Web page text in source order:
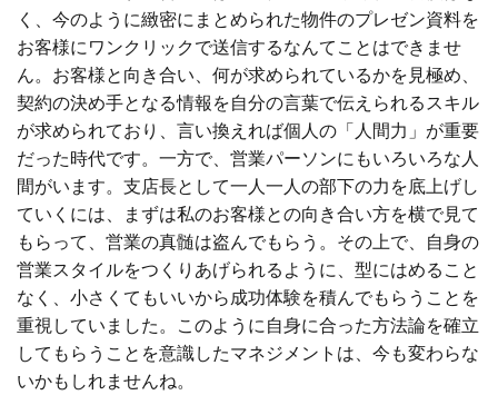
く、今のように緻密にまとめられた物件のプレゼン資料を
お客様にワンクリックで送信するなんてことはできませ
ん。お客様と向き合い、何が求められているかを見極め、
契約の決め手となる情報を自分の言葉で伝えられるスキル
が求められており、言い換えれば個人の「人間力」が重要
だった時代です。一方で、営業パーソンにもいろいろな人
間がいます。支店長として一人一人の部下の力を底上げし
ていくには、まずは私のお客様との向き合い方を横で見て
もらって、営業の真髄は盗んでもらう。その上で、自身の
営業スタイルをつくりあげられるように、型にはめること
なく、小さくてもいいから成功体験を積んでもらうことを
重視していました。このように自身に合った方法論を確立
してもらうことを意識したマネジメントは、今も変わらな
いかもしれませんね。